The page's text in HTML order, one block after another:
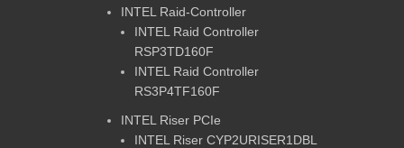
INTEL Raid-Controller
INTEL Raid Controller
RSP3TD160F
INTEL Raid Controller
RS3P4TF160F
INTEL Riser PCIe
INTEL Riser CYP2URISER1DBL